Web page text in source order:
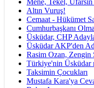
Mene, Tekel, Ufarsin
Altın Vuruş!
Cemaat - Hükümet
Cumhurbaşkanı
Üsküdar, CHP
Üsküdar AKP'den
Rasim Ozan, Zengin
Türkiye'nin Üsküdar
Taksimin Çocukları
Mustafa Kara'ya